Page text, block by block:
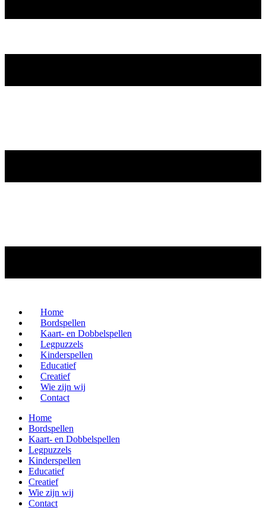
Home
Bordspellen
Kaart- en Dobbelspellen
Legpuzzels
Kinderspellen
Educatief
Creatief
Wie zijn wij
Contact
Home
Bordspellen
Kaart- en Dobbelspellen
Legpuzzels
Kinderspellen
Educatief
Creatief
Wie zijn wij
Contact